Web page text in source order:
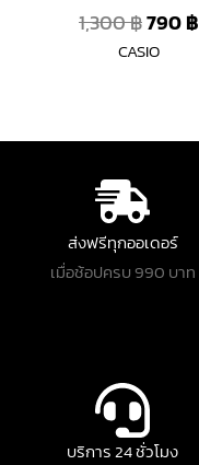
1,300฿790฿
CASIO
ส่งฟรีทุกออเดอร์
เมื่อช้อปครบ 990 บาท
บริการ 24 ชั่วโมง